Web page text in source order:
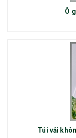
Ô
Túi vải